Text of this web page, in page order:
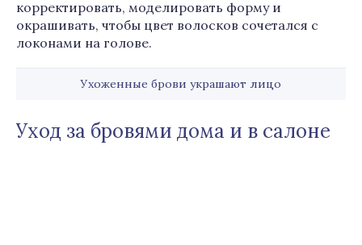
корректировать, моделировать форму и
окрашивать, чтобы цвет волосков сочетался с
локонами на голове.
Ухоженные брови украшают лицо
Уход за бровями дома и в салоне